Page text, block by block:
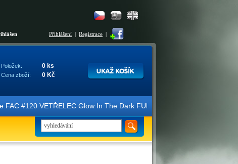
Přihlášení | Registrace |
Položek: 0 ks
Cena zboží: 0 Kč
#120 VETŘELEC Glow In The Dark FULLSLIP XL EDITION #3